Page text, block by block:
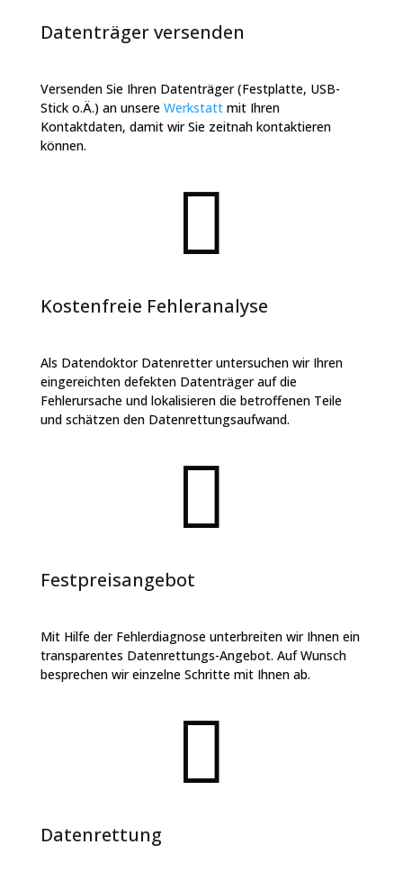
Datenträger versenden
Versenden Sie Ihren Datenträger (Festplatte, USB-
Stick o.Ä.) an unsere Werkstattmit Ihren
Kontaktdaten, damit wir Sie zeitnah kontaktieren
können.

Kostenfreie Fehleranalyse
Als Datendoktor Datenretter untersuchen wir Ihren
eingereichten defekten Datenträger auf die
Fehlerursache und lokalisieren die betroffenen Teile
und schätzen den Datenrettungsaufwand.

Festpreisangebot
Mit Hilfe der Fehlerdiagnose unterbreiten wir Ihnen ein
transparentes Datenrettungs-Angebot. Auf Wunsch
besprechen wir einzelne Schritte mit Ihnen ab.

Datenrettung